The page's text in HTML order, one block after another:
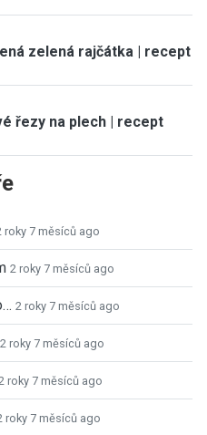
zelená rajčátka | recept
řezy na plech | recept
roky 7 měsíců ago
2 roky 7 měsíců ago
2 roky 7 měsíců ago
2 roky 7 měsíců ago
roky 7 měsíců ago
roky 7 měsíců ago